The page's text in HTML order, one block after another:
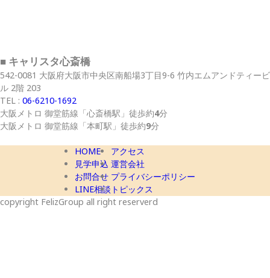
■ キャリスタ心斎橋
542-0081 大阪府大阪市中央区南船場3丁目9-6 竹内エムアンドティービ
ル 2階 203
TEL : 06-6210-1692
大阪メトロ 御堂筋線 「心斎橋駅」 徒歩約4分
大阪メトロ 御堂筋線 「本町駅」 徒歩約9分
HOME
見学申込
お問合せ
LINE相談
アクセス
運営会社
プライバシーポリシー
トピックス
copyright FelizGroup all right reserverd